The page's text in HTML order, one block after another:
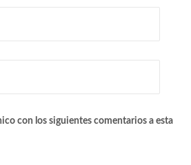
con los siguientes comentarios a esta